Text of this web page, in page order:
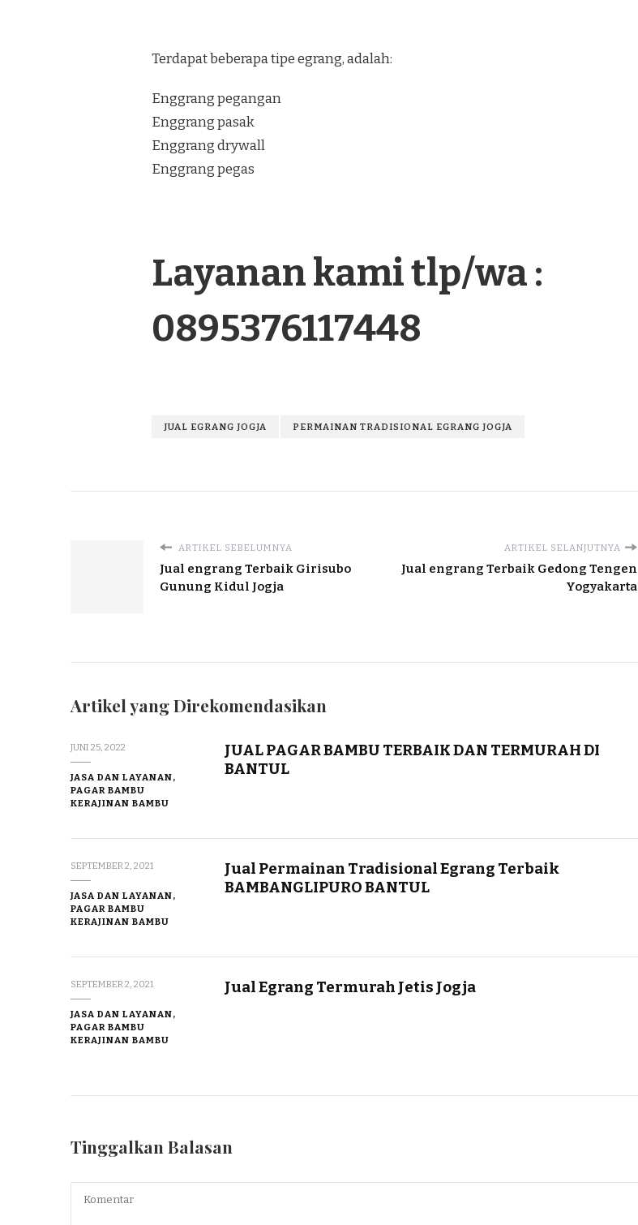
Terdapat beberapa tipe egrang, adalah:
Enggrang pegangan
Enggrang pasak
Enggrang drywall
Enggrang pegas
Layanan kami tlp/wa :
0895376117448
JUAL EGRANG JOGJA PERMAINAN TRADISIONAL EGRANG JOGJA
ARTIKEL SEBELUMNYA
Jual engrang Terbaik Girisubo
Gunung Kidul Jogja
ARTIKEL SELANJUTNYA
Jual engrang Terbaik Gedong Tengen
Yogyakarta
Artikel yang Direkomendasikan
JUNI 25, 2022
JASA DAN LAYANAN,
PAGAR BAMBU
KERAJINAN BAMBU
JUAL PAGAR BAMBU TERBAIK DAN TERMURAH DI
BANTUL
SEPTEMBER 2, 2021
JASA DAN LAYANAN,
PAGAR BAMBU
KERAJINAN BAMBU
Jual Permainan Tradisional Egrang Terbaik
BAMBANGLIPURO BANTUL
SEPTEMBER 2, 2021
JASA DAN LAYANAN,
PAGAR BAMBU
KERAJINAN BAMBU
Jual Egrang Termurah Jetis Jogja
Tinggalkan Balasan